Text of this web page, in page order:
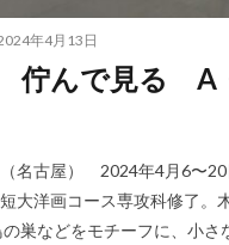
年4月13日
佇んで見る A
（名古屋） 2024年4月6〜
大洋画コース専攻科修了
巣などをモチーフに、小さ